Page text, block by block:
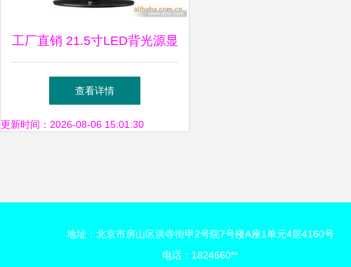
工厂直销 21.5寸LED背光源显
示器如何助力节能50%？
查看详情
更新时间：2026-08-06 15:01:30
地址：北京市房山区洪寺街甲2号院7号楼A座1单元4层4160号
电话：1824660**